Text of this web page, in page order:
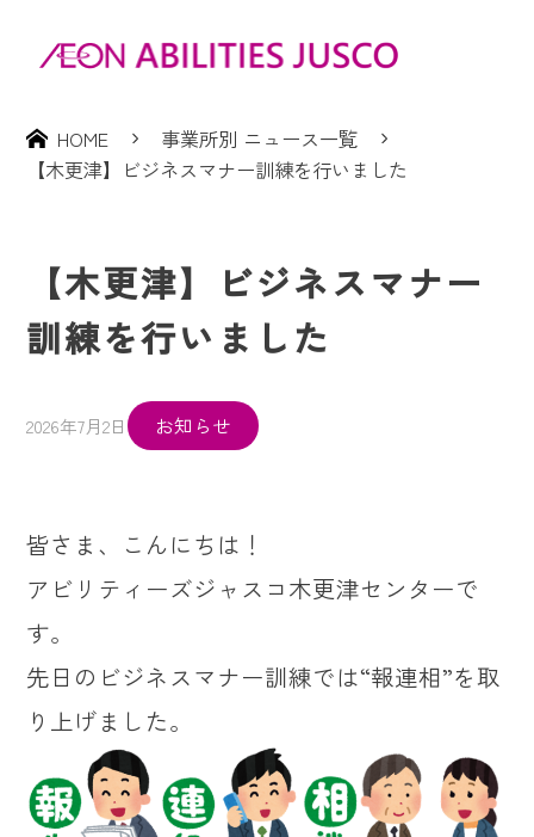
HOME
事業所別 ニュース一覧
【木更津】ビジネスマナー訓練を行いました
【木更津】ビジネスマナー
訓練を行いました
2026年7月2日 お知らせ
皆さま、こんにちは！
アビリティーズジャスコ木更津センターで
す。
先日のビジネスマナー訓練では“報連相”を取
り上げました。